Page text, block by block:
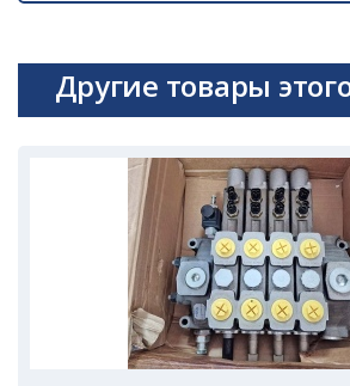
Другие товары